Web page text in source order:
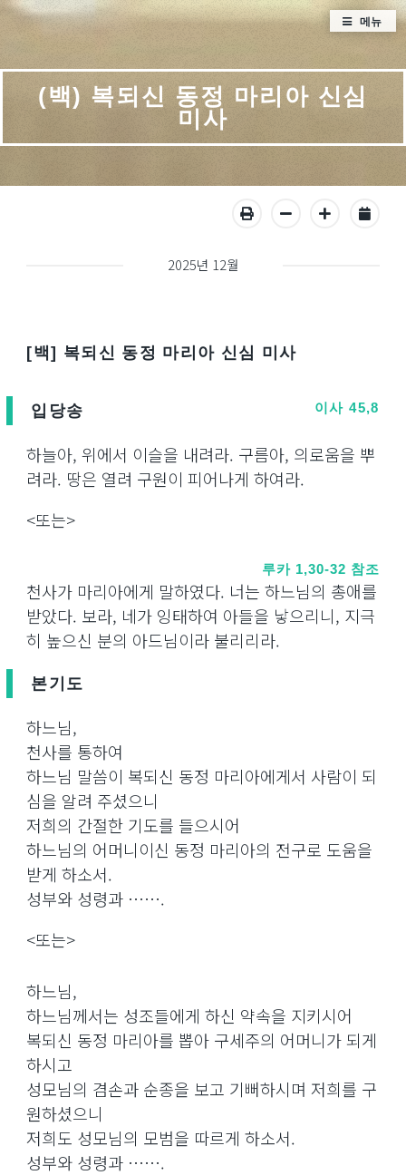
(백) 복되신 동정 마리아 신심
미사
2025년 12월
[백] 복되신 동정 마리아 신심 미사
입당송 이사 45,8
하늘아, 위에서 이슬을 내려라. 구름아, 의로움을 뿌
려라. 땅은 열려 구원이 피어나게 하여라.
<또는>
루카 1,30-32 참조
천사가 마리아에게 말하였다. 너는 하느님의 총애를
받았다. 보라, 네가 잉태하여 아들을 낳으리니, 지극
히 높으신 분의 아드님이라 불리리라.
본기도
하느님,
천사를 통하여
하느님 말씀이 복되신 동정 마리아에게서 사람이 되
심을 알려 주셨으니
저희의 간절한 기도를 들으시어
하느님의 어머니이신 동정 마리아의 전구로 도움을
받게 하소서.
성부와 성령과 …….
<또는>
하느님,
하느님께서는 성조들에게 하신 약속을 지키시어
복되신 동정 마리아를 뽑아 구세주의 어머니가 되게
하시고
성모님의 겸손과 순종을 보고 기뻐하시며 저희를 구
원하셨으니
저희도 성모님의 모범을 따르게 하소서.
성부와 성령과 …….
메뉴